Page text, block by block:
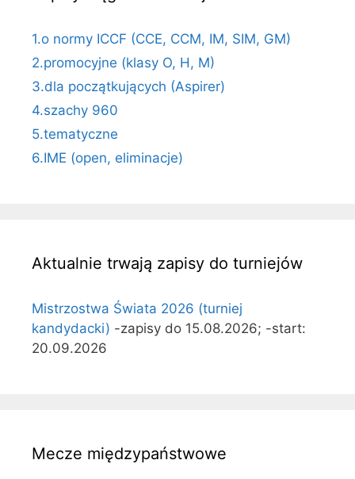
1.o normy ICCF (CCE, CCM, IM, SIM, GM)
2.promocyjne (klasy O, H, M)
3.dla początkujących (Aspirer)
4.szachy 960
5.tematyczne
6.IME (open, eliminacje)
Aktualnie trwają zapisy do turniejów
Mistrzostwa Świata 2026 (turniej
kandydacki) -zapisy do 15.08.2026; -start:
20.09.2026
Mecze międzypaństwowe